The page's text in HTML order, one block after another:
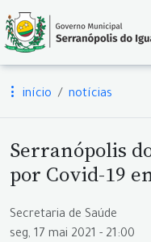
início notícias
Serranópolis
por Covid-19
Secretaria de Saúde
seg, 17 mai 2021 - 21:00